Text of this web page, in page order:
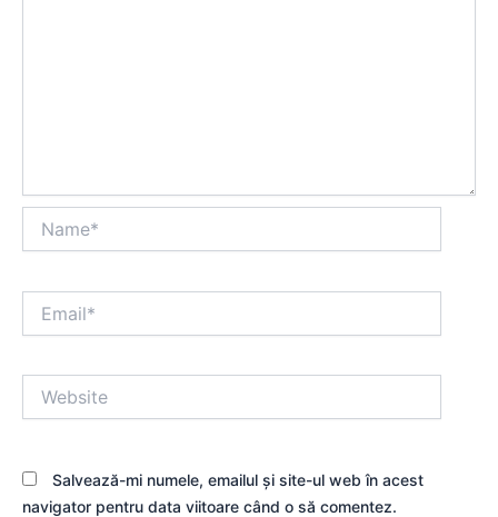
Salvează-mi numele, emailul și site-ul web în acest
navigator pentru data viitoare când o să comentez.